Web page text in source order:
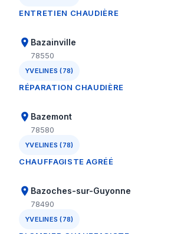
ENTRETIEN CHAUDIÈRE
Bazainville
78550
YVELINES (78)
RÉPARATION CHAUDIÈRE
Bazemont
78580
YVELINES (78)
CHAUFFAGISTE AGRÉÉ
Bazoches-sur-Guyonne
78490
YVELINES (78)